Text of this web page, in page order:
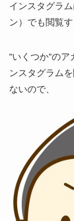
インスタグラ
ン）でも閲覧
”いくつか”の
ンスタグラム
ないので、